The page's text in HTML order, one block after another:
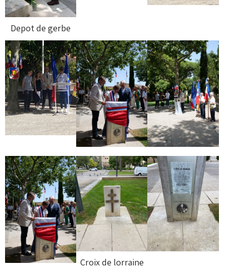
Depot de gerbe
Croix de lorraine